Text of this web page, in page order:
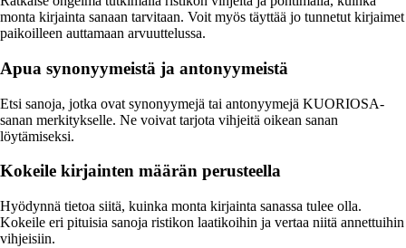
monta kirjainta sanaan tarvitaan. Voit myös täyttää jo tunnetut kirjaimet
paikoilleen auttamaan arvuuttelussa.
Apua synonyymeistä ja antonyymeistä
Etsi sanoja, jotka ovat synonyymejä tai antonyymejä KUORIOSA-
sanan merkitykselle. Ne voivat tarjota vihjeitä oikean sanan
löytämiseksi.
Kokeile kirjainten määrän perusteella
Hyödynnä tietoa siitä, kuinka monta kirjainta sanassa tulee olla.
Kokeile eri pituisia sanoja ristikon laatikoihin ja vertaa niitä annettuihin
vihjeisiin.